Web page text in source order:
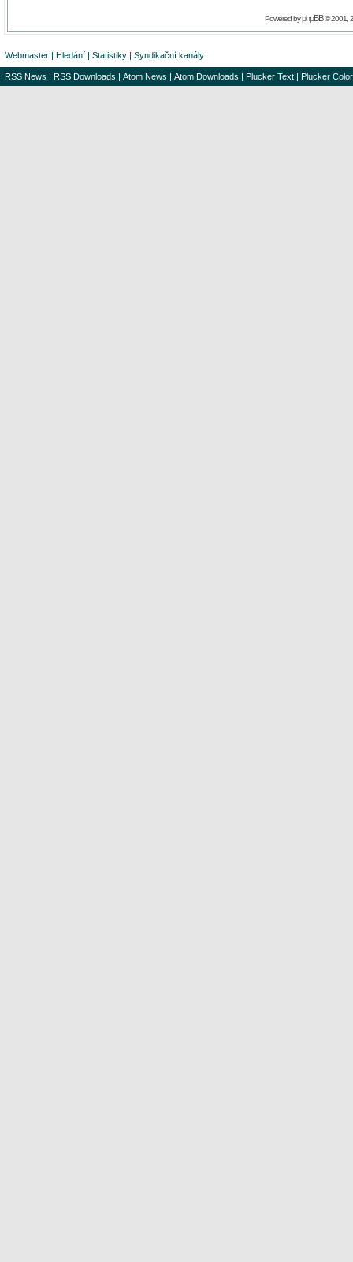
Powered byphpBB© 2001,
Webmaster | Hledání | Statistiky | Syndikační kanály
RSS News | RSS Downloads | Atom News | Atom Downloads | Plucker Text | Plucker Color